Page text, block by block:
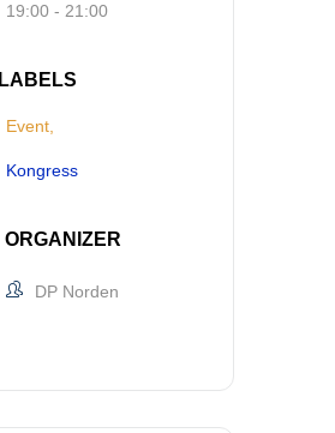
19:00 - 21:00
LABELS
Event,
Kongress
ORGANIZER
DP Norden